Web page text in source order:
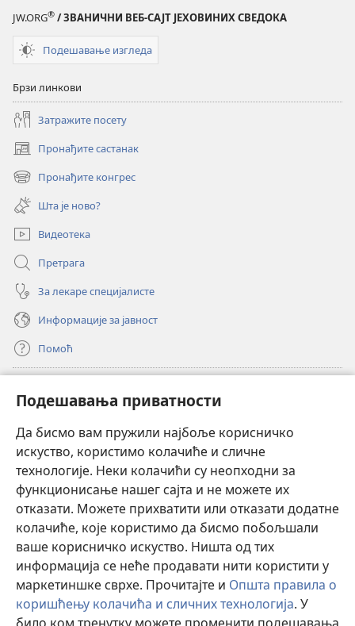
Подешавања приватности
Да бисмо вам пружили најбоље корисничко
искуство, користимо колачиће и сличне
технологије. Неки колачићи су неопходни за
функционисање нашег сајта и не можете их
отказати. Можете прихватити или отказати додатне
колачиће, које користимо да бисмо побољшали
ваше корисничко искуство. Ништа од тих
информација се неће продавати нити користити у
маркетиншке сврхе. Прочитајте и Општа правила о
коришћењу колачића и сличних технологија. У
JW.ORG® / ЗВАНИЧНИ ВЕБ-САЈТ ЈЕХОВИНИХ СВЕДОКА
Подешавање изгледа
Брзи линкови
Затражите посету
Пронађите састанак
(отвара
нови
прозор)
Пронађите конгрес
(отвара
нови
прозор)
Шта је ново?
Видеотека
Претрага
За лекаре специјалисте
Информације за јавност
Помоћ
(отвара
нови
прозор)ОНЛАЈН БИБЛИОТЕКА Watchtower
(отвара
нови
прозор)JW Hub®
(отвара
нови
прозор)JW Library
Watchtower Library ®
Copyright© 2026 Watch Tower Bible and Tract Society of Pennsylvania.